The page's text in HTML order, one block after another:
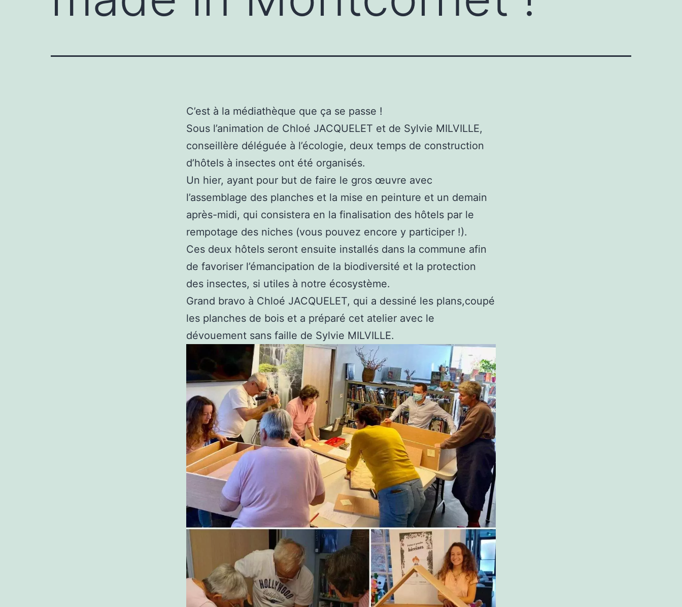
C’est à la médiathèque que ça se passe !
Sous l’animation de Chloé JACQUELET et de Sylvie MILVILLE,
conseillère déléguée à l’écologie, deux temps de construction
d’hôtels à insectes ont été organisés.
Un hier, ayant pour but de faire le gros œuvre avec
l’assemblage des planches et la mise en peinture et un demain
après-midi, qui consistera en la finalisation des hôtels par le
rempotage des niches (vous pouvez encore y participer !).
Ces deux hôtels seront ensuite installés dans la commune afin
de favoriser l’émancipation de la biodiversité et la protection
des insectes, si utiles à notre écosystème.
Grand bravo à Chloé JACQUELET, qui a dessiné les plans,coupé
les planches de bois et a préparé cet atelier avec le
dévouement sans faille de Sylvie MILVILLE.